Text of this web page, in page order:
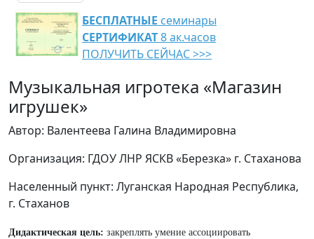
БЕСПЛАТНЫЕ семинары
СЕРТИФИКАТ8 ак.часов
ПОЛУЧИТЬ СЕЙЧАС >>>
Музыкальная игротека «Магазин
игрушек»
Автор: Валентеева Галина Владимировна
Организация: ГДОУ ЛНР ЯСКВ «Березка» г. Стаханова
Населенный пункт: Луганская Народная Республика,
г. Стаханов
Дидактическая цель: закреплять умение ассоциировать